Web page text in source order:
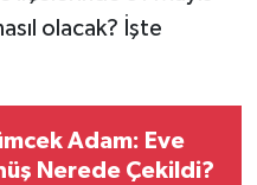
olacak? İşte
Adam: Eve
Nerede Çekildi?